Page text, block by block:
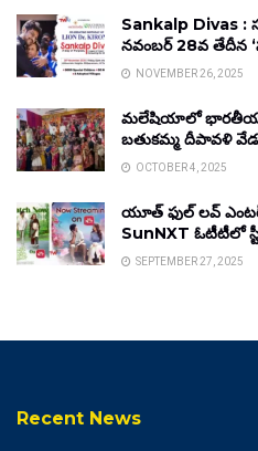
Sankalp Divas
నవంబర్ 28వ తేదీన
NOVEMBER 26, 2025
మలేషియాలో భారతీయుల
బతుకమ్మ దీపావళి
OCTOBER 4, 2025
యూత్ ఫుల్ లవ్
SunNXT ఓటీటీలో
SEPTEMBER 27, 2025
Recent News